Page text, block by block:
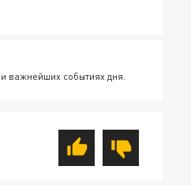
важнейших событиях дня.